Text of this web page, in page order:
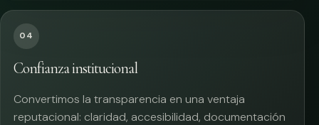
04
Confianza institucional
Convertimos la transparencia en una ventaja
reputacional: claridad, accesibilidad, documentación